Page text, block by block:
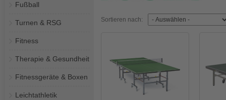
Fußball
Turnen & RSG
Fitness
Therapie & Gesundheit
Fitnessgeräte & Boxen
Leichtathletik
Sortieren nach: